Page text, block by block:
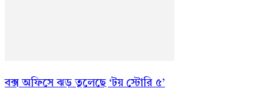
বক্স অফিসে ঝড় তুলেছে ‘টয় স্টোরি ৫’